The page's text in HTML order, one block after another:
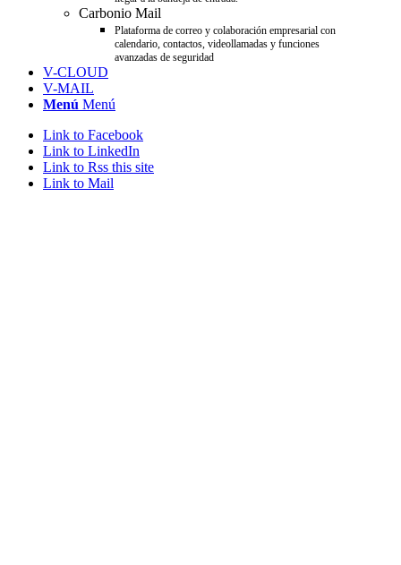
Carbonio Mail
Plataforma de correo y colaboración empresarial con
calendario, contactos, videollamadas y funciones
avanzadas de seguridad
V-CLOUD
V-MAIL
Menú Menú
Link to Facebook
Link to LinkedIn
Link to Rss this site
Link to Mail